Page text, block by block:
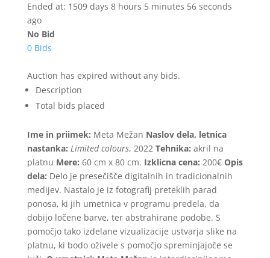
Ended at: 1509days 8hours 5minutes 56seconds
ago
No Bid
0 Bids
Auction has expired without any bids.
Description
Total bids placed
Ime in priimek: Meta Mežan Naslov dela, letnica
nastanka: Limited colours, 2022 Tehnika: akril na
platnu Mere: 60 cm x 80 cm. Izklicna cena: 200€ Opis
dela: Delo je presečišče digitalnih in tradicionalnih
medijev. Nastalo je iz fotografij preteklih parad
ponosa, ki jih umetnica v programu predela, da
dobijo ločene barve, ter abstrahirane podobe. S
pomočjo tako izdelane vizualizacije ustvarja slike na
platnu, ki bodo oživele s pomočjo spreminjajoče se